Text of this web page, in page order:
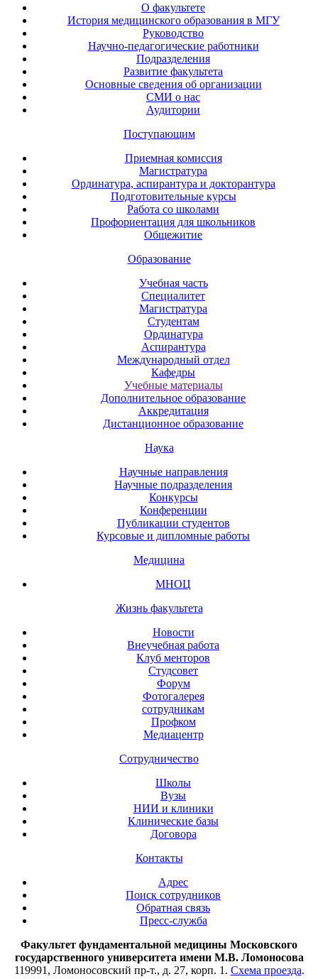
О факультете
История медицинского образования в МГУ
Руководство
Научно-педагогические работники
Подразделения
Развитие факультета
Основные сведения об организации
СМИ о нас
Аудитории
Поступающим
Приемная комиссия
Магистратура
Ординатура, аспирантура и докторантура
Подготовительные курсы
Работа со школами
Профориентация для школьников
Общежитие
Образование
Учебная часть
Специалитет
Магистратура
Студентам
Ординатура
Аспирантура
Международный отдел
Кафедры
Учебные материалы
Дополнительное образование
Аккредитация
Дистанционное образование
Наука
Научные направления
Научные подразделения
Конкурсы
Конференции
Публикации студентов
Курсовые и дипломные работы
Медицина
МНОЦ
Жизнь факультета
Новости
Внеучебная работа
Клуб менторов
Студсовет
Форум
Фотогалерея
сотрудникам
Профком
Медиацентр
Сотрудничество
Школы
Вузы
НИИ и клиники
Клинические базы
Договора
Контакты
Адрес
Поиск сотрудников
Обратная связь
Пресс-служба
Факультет фундаментальной медицины Московского
государственного университета имени М.В. Ломоносова
119991, Ломоносовский пр-т., д. 27, корп. 1. Схема проезда.